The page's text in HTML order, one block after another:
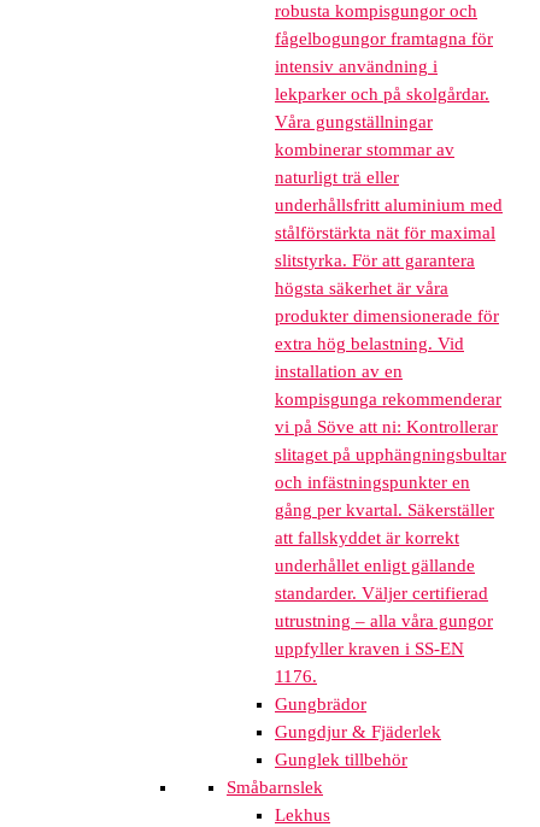
robusta kompisgungor och
fågelbogungor framtagna för
intensiv användning i
lekparker och på skolgårdar.
Våra gungställningar
kombinerar stommar av
naturligt trä eller
underhållsfritt aluminium med
stålförstärkta nät för maximal
slitstyrka. För att garantera
högsta säkerhet är våra
produkter dimensionerade för
extra hög belastning. Vid
installation av en
kompisgunga rekommenderar
vi på Söve att ni: Kontrollerar
slitaget på upphängningsbultar
och infästningspunkter en
gång per kvartal. Säkerställer
att fallskyddet är korrekt
underhållet enligt gällande
standarder. Väljer certifierad
utrustning – alla våra gungor
uppfyller kraven i SS-EN
1176.
Gungbrädor
Gungdjur & Fjäderlek
Gunglek tillbehör
Småbarnslek
Lekhus